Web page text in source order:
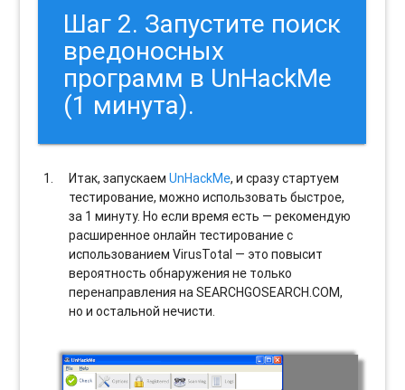
Шаг 2. Запустите поиск
вредоносных
программ в UnHackMe
(1 минута).
Итак, запускаемUnHackMe, и сразу стартуем
тестирование, можно использовать быстрое,
за 1 минуту. Но если время есть — рекомендую
расширенное онлайн тестирование с
использованием VirusTotal — это повысит
вероятность обнаружения не только
перенаправления на SEARCHGOSEARCH.COM,
но и остальной нечисти.